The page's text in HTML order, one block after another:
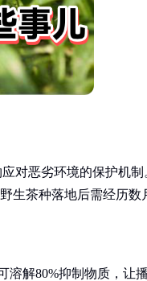
对恶劣环境的保护机
生茶种落地后需经历数
溶解80%抑制物质，让